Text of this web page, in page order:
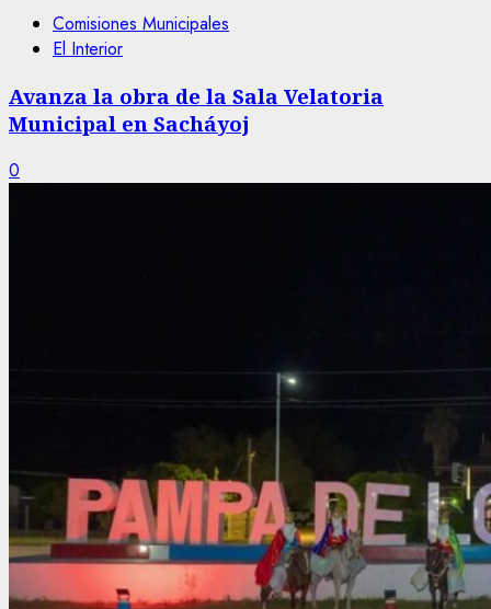
Comisiones Municipales
El Interior
Avanza la obra de la Sala Velatoria
Municipal en Sacháyoj
0